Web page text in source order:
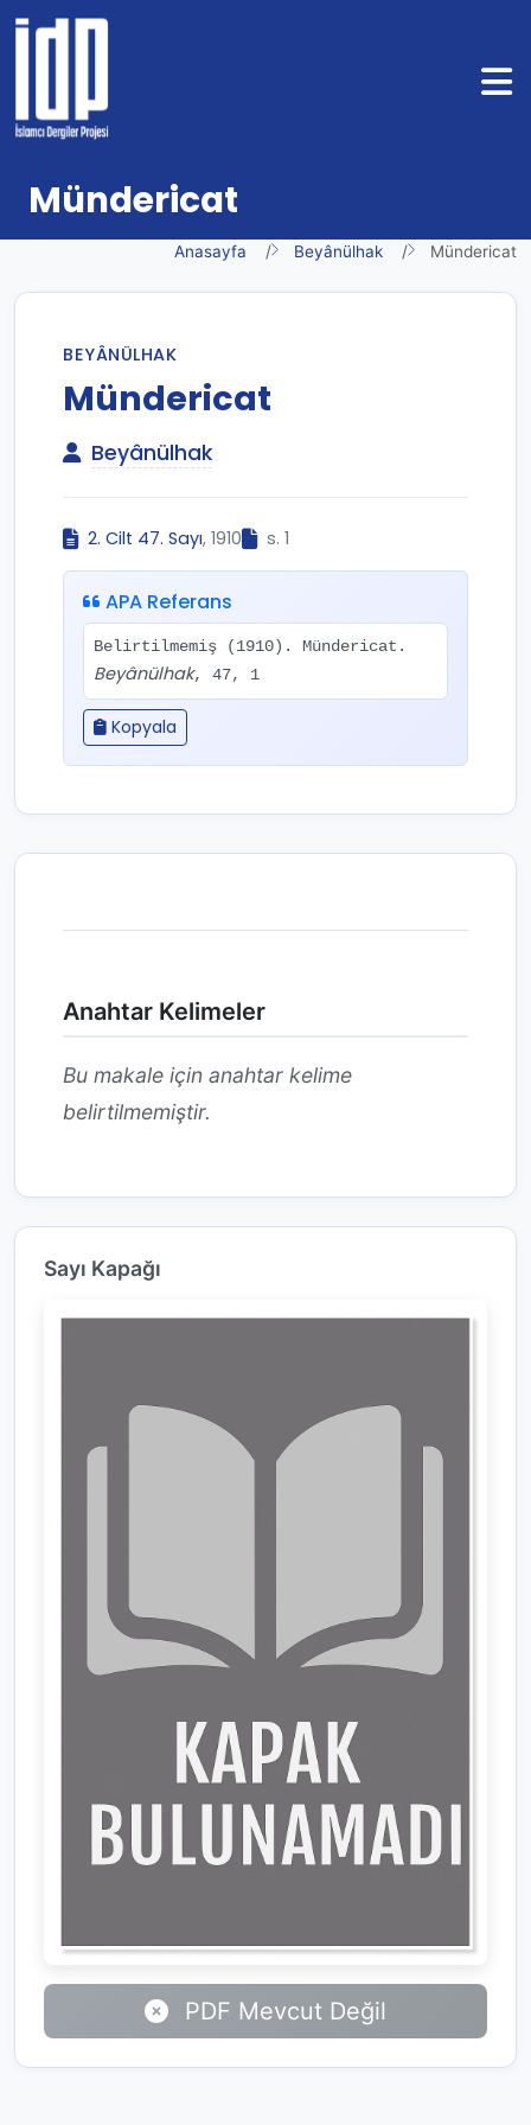
Mündericat
Anasayfa Beyânülhak Mündericat
BEYÂNÜLHAK
Mündericat
Beyânülhak
2. Cilt 47. Sayı, 1910 s. 1
APA Referans
Belirtilmemiş (1910). Mündericat.
Beyânülhak, 47, 1
Kopyala
Anahtar Kelimeler
Bu makale için anahtar kelime
belirtilmemiştir.
Sayı Kapağı
PDF Mevcut Değil